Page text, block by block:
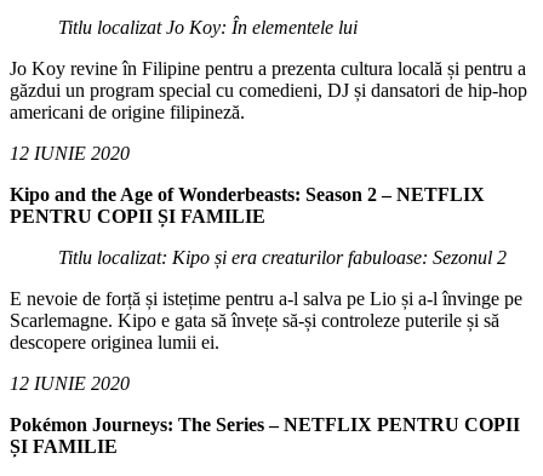
Titlu localizat Jo Koy: În elementele lui
Jo Koy revine în Filipine pentru a prezenta cultura locală și pentru a
găzdui un program special cu comedieni, DJ și dansatori de hip-hop
americani de origine filipineză.
12 IUNIE 2020
Kipo and the Age of Wonderbeasts: Season 2 – NETFLIX
PENTRU COPII ȘI FAMILIE
Titlu localizat: Kipo și era creaturilor fabuloase: Sezonul 2
E nevoie de forță și istețime pentru a-l salva pe Lio și a-l învinge pe
Scarlemagne. Kipo e gata să învețe să-și controleze puterile și să
descopere originea lumii ei.
12 IUNIE 2020
Pokémon Journeys: The Series – NETFLIX PENTRU COPII
ȘI FAMILIE